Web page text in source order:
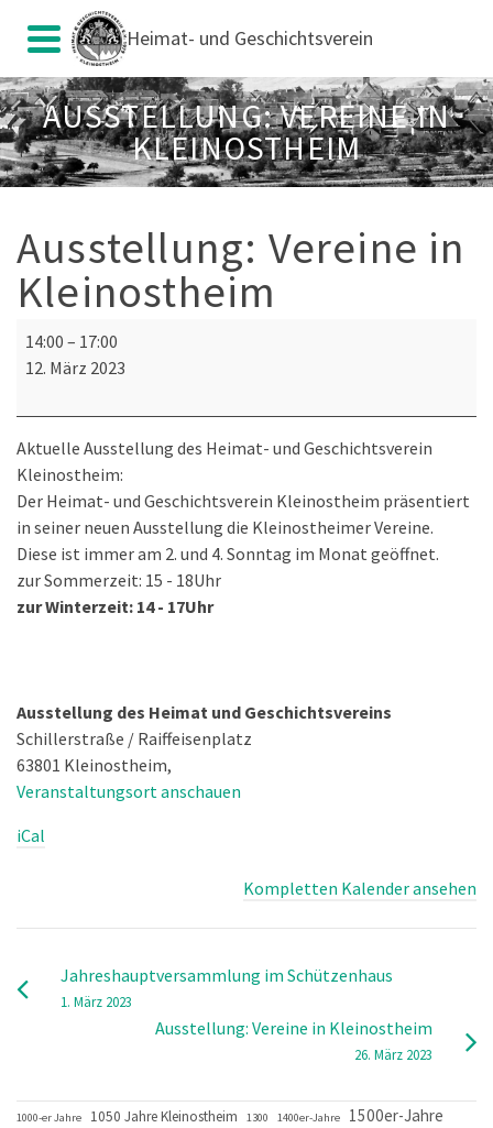
Heimat- und Geschichtsverein
AUSSTELLUNG: VEREINE IN
KLEINOSTHEIM
Ausstellung: Vereine in
Kleinostheim
Ausstellung:
Vereine
Kleinostheim
14:00 – 17:00
12. März 2023
Aktuelle Ausstellung des Heimat- und Geschichtsverein
Kleinostheim:
Der Heimat- und Geschichtsverein Kleinostheim präsentiert
in seiner neuen Ausstellung die Kleinostheimer Vereine.
Diese ist immer am 2. und 4. Sonntag im Monat geöffnet.
zur Sommerzeit: 15 - 18Uhr
zur Winterzeit: 14 - 17Uhr
Ausstellung des Heimat und Geschichtsvereins
Schillerstraße / Raiffeisenplatz
63801 Kleinostheim,
Veranstaltungsort anschauen
iCal
Kompletten Kalender ansehen
Jahreshauptversammlung im Schützenhaus
1. März 2023
Ausstellung: Vereine in Kleinostheim
26. März 2023
1000-er Jahre 1050 Jahre Kleinostheim 1300 1400er-Jahre 1500er-Jahre